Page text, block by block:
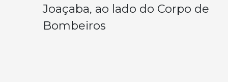
Joaçaba, ao lado do Corpo de
Bombeiros